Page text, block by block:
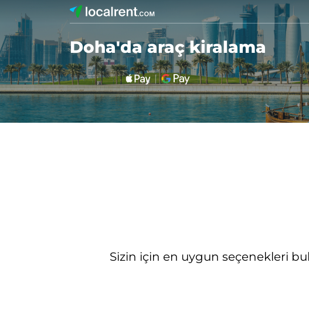
Doha'da araç kiralama
Sizin için en uygun seçenekleri